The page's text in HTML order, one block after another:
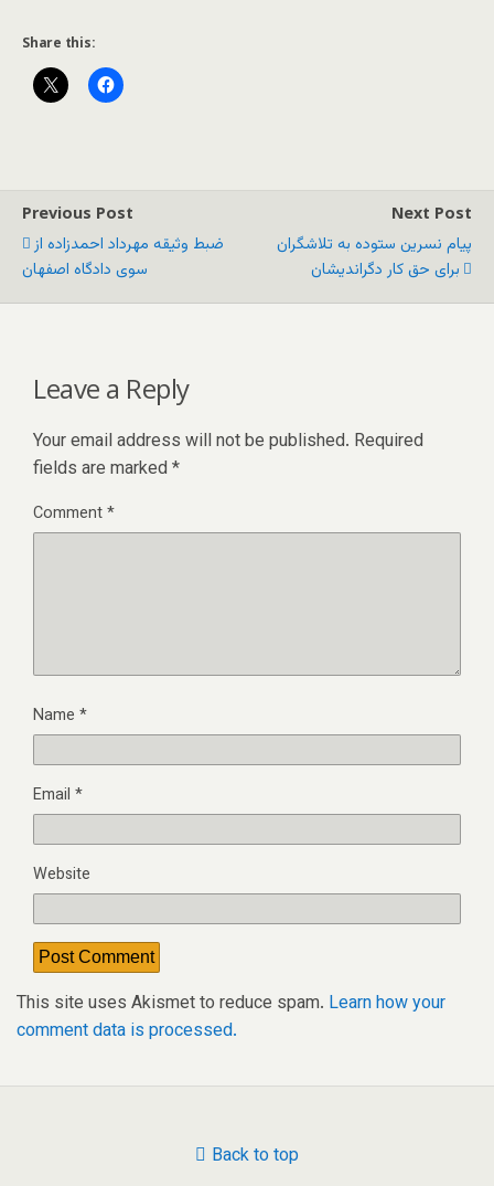
Share this:
Previous Post
ضبط وثیقه مهرداد احمدزاده از
سوى دادگاه اصفهان
Next Post
پیام نسرین ستوده به تلاشگران
برای حق کار دگراندیشان
Leave a Reply
Your email address will not be published. Required
fields are marked *
Comment*
Name *
Email *
Website
This site uses Akismet to reduce spam. Learn how your
comment data is processed.
Back to top